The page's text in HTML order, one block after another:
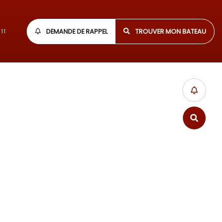
DEMANDE DE RAPPEL TROUVER MON BATEAU